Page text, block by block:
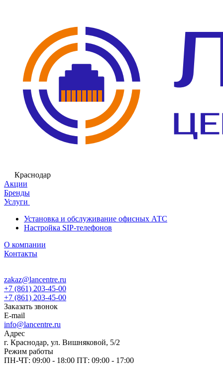
Краснодар
Акции
Бренды
Услуги
Установка и обслуживание офисных АТС
Настройка SIP-телефонов
О компании
Контакты
zakaz@lancentre.ru
+7 (861) 203-45-00
+7 (861) 203-45-00
Заказать звонок
E-mail
info@lancentre.ru
Адрес
г. Краснодар, ул. Вишняковой, 5/2
Режим работы
ПН-ЧТ: 09:00 - 18:00 ПТ: 09:00 - 17:00